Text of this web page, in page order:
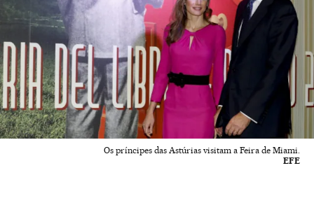
Os príncipes das Astúrias visitam a Feira de Miami.
EFE